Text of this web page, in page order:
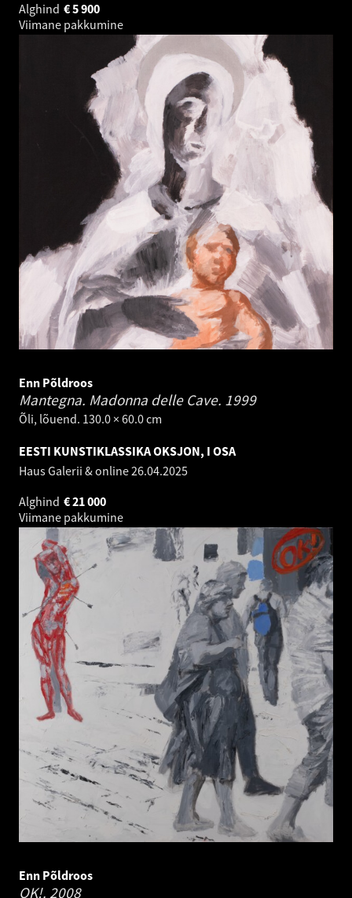
Alghind
5 900
€
Viimane pakkumine
Enn Põldroos
Mantegna. Madonna delle Cave. 1999
Õli, lõuend. 130.0 × 60.0 cm
EESTI KUNSTIKLASSIKA OKSJON, I OSA
Haus Galerii & online26.04.2025
Alghind
21 000
€
Viimane pakkumine
Enn Põldroos
OK!. 2008